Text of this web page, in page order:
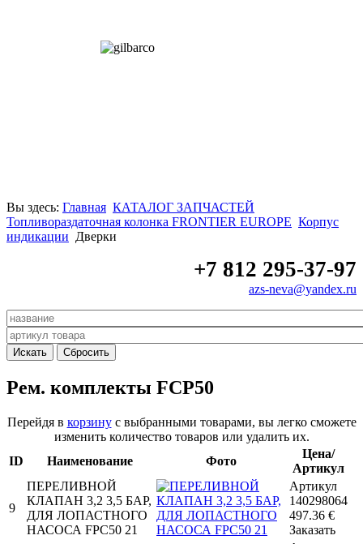
Вы здесь: Главная КАТАЛОГ ЗАПЧАСТЕЙ
Топливораздаточная колонка FRONTIER EUROPE Корпус
индикации Дверки
+7 812 295-37-97
azs-neva@yandex.ru
Рем. комплекты FCP50
Перейдя в корзинус выбранными товарами, вы легко сможете
изменить количество товаров или удалить их.
ID
Наименование Фото
Цена/
Артикул
9
ПЕРЕЛИВНОЙ
КЛАПАН 3,2 3,5 БАР,
ДЛЯ ЛОПАСТНОГО
НАСОСА FPC50 21
Артикул
140298064
497.36 €
Заказать